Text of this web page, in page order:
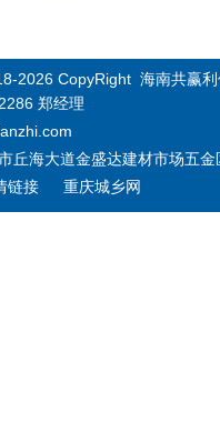
2026 CopyRight 海南共赢
郑经理
丘海大道金盛达建材市场五
链接 重庆城乡网